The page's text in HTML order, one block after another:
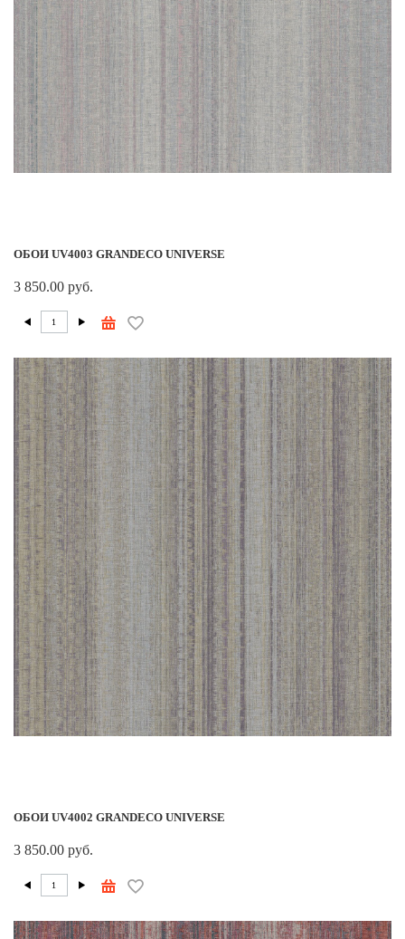
ОБОИ UV4003 GRANDECO UNIVERSE
3 850.00 руб.
ОБОИ UV4002 GRANDECO UNIVERSE
3 850.00 руб.